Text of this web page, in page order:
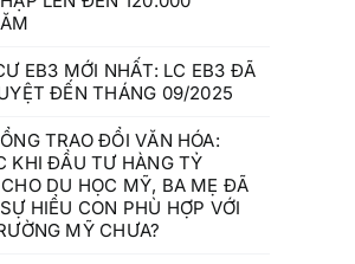
EB3 MỚI NHẤT: LC EB3 ĐÃ
ĐẾN THÁNG 09/2025
TRAO ĐỔI VĂN HÓA:
KHI ĐẦU TƯ HÀNG TỶ
DU HỌC MỸ, BA MẸ ĐÃ
HIỂU CON PHÙ HỢP VỚI
MỸ CHƯA?